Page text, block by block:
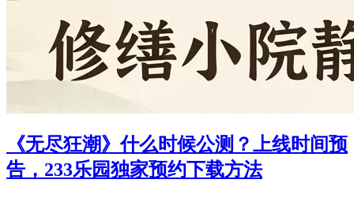
《无尽狂潮》什么时候公测？上线时间预
告，233乐园独家预约下载方法